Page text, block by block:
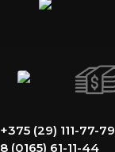
+375 (29) 111-77-79
8 (0165) 61-11-44